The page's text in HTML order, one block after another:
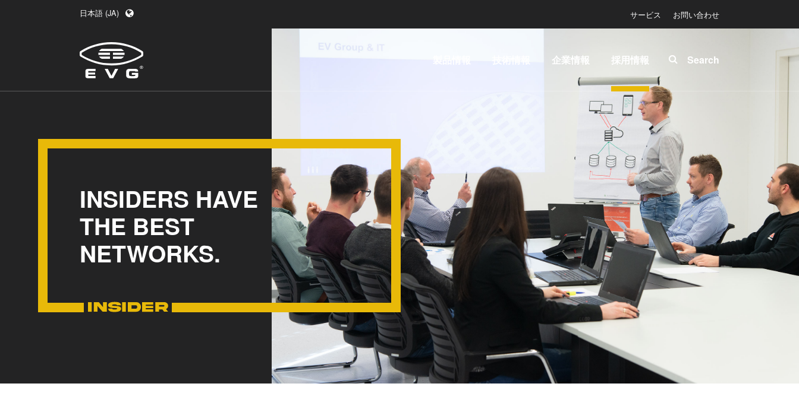
日本語 (JA)
Deutsch (DE)
サービス お問い合わせ
装置
ナノイ
ンプリ
ント・
リソグ
ラフィ
（NIL）
装置
ウェー
ハ接合
装置
検査・
計測装
置
MLE™ マスク
レス・リソグラ
ナノインプリン
ト・リソグラフ
ィ（NIL） -
SmartNIL®
ウェーハレベ
光リソグラフィ
レジストプロセ
企業情報
拠点一
ニュー
ス
展示
会・セ
ミナー
サプラ
イヤー
および
パート
ナー企
業
採用情報
INSIDER-
Jobs
EVGでの
お仕事
EVGライ
フ
INSIDER
How do I
become
an
Insider?
Search
INSIDERS HAVE
THE BEST
NETWORKS.